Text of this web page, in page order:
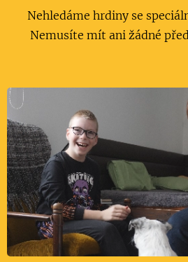
Nehledáme hrdiny se
Nemusíte mít ani žádné